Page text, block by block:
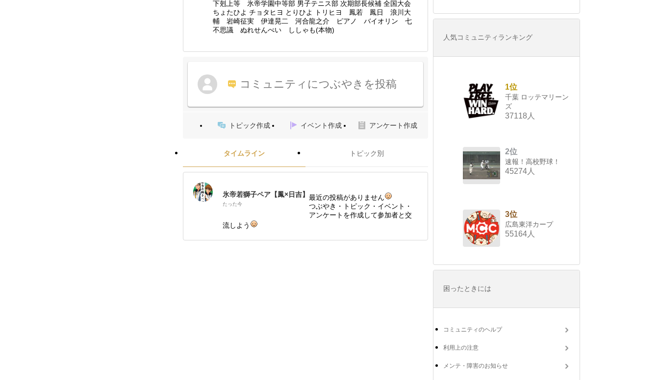
下剋上等 氷帝学園中等部 男子テニス部 次期部長候補 全国大会
ちょたひよ チョタヒヨ とりひよ トリヒヨ 鳳若 鳳日 浪川大
輔 岩崎征実 伊達晃二 河合龍之介 ピアノ バイオリン 七
不思議 ぬれせんべい ししゃも(本物)
コミュニティにつぶやきを投稿
トピック作成 イベント作成 アンケート作成
タイムライン トピック別
氷帝若獅子ペア【鳳×日吉】
たった今
最近の投稿がありません
つぶやき・トピック・イベント・
アンケートを作成して参加者と交
流しよう
人気コミュニティランキング
1位
千葉 ロッテマリーン
ズ
37118人
2位
速報！高校野球！
45274人
3位
広島東洋カープ
55164人
困ったときには
コミュニティのヘルプ
利用上の注意
メンテ・障害のお知らせ